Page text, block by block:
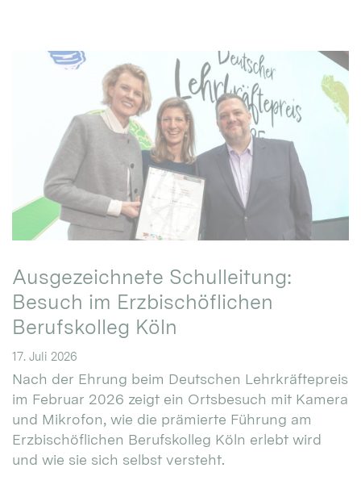
Ausgezeichnete Schulleitung:
Besuch im Erzbischöflichen
Berufskolleg Köln
17. Juli 2026
Nach der Ehrung beim Deutschen Lehrkräftepreis
im Februar 2026 zeigt ein Ortsbesuch mit Kamera
und Mikrofon, wie die prämierte Führung am
Erzbischöflichen Berufskolleg Köln erlebt wird
und wie sie sich selbst versteht.